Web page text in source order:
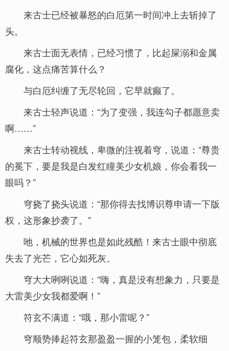
来古士已经被暴怒的白厄第一时间冲上去斩掉了
头。
来古士面无表情，已经习惯了，比起屎溺和金属
腐化，这点痛苦算什么？
与白厄纠缠了无尽轮回，它早就癫了。
来古士轻声说道：“为了变强，我连勾子都愿意卖
啊……”
来古士转动视线，卑微的注视着穹，说道：“尊贵
的冕下，要是我是白发红瞳美少女机娘，你会看我一
眼吗？”
穹挠了挠头说道：“那你得去找博识尊申请一下版
权，这形象抄袭了。”
吔，机械的世界也是如此残酷！来古士眼中彻底
失去了光芒，它心如死灰。
穹大大咧咧说道：“嗨，真是没有想象力，只要是
大雷美少女我都爱啊！”
符玄不满道：“哦，那小雷呢？”
穹顺势捧起符玄那盈盈一握的小笼包，柔软细